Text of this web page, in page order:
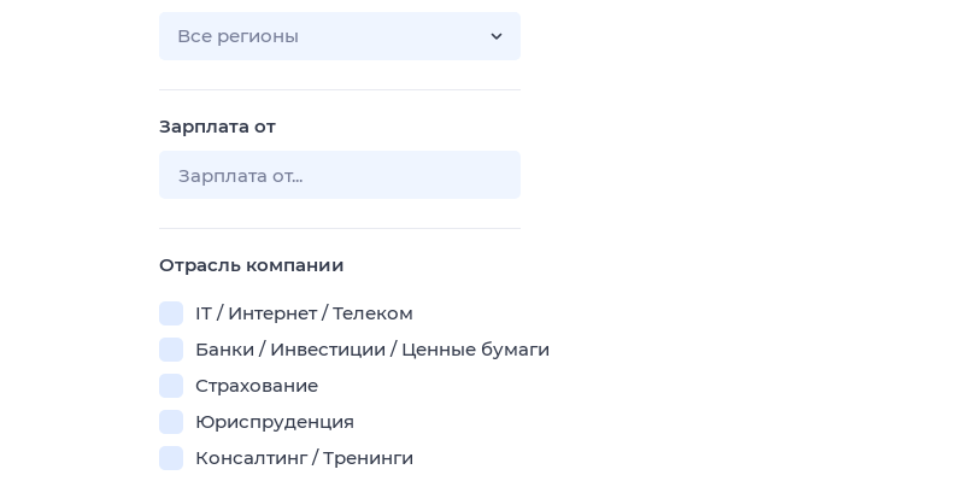
Все регионы
Зарплата от
Отрасль компании
IT / Интернет / Телеком
Банки / Инвестиции / Ценные бумаги
Страхование
Юриспруденция
Консалтинг / Тренинги